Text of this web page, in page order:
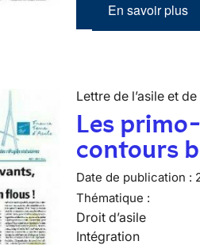
En savoir plus
Lettre de l’asile et
Les
contours
Date de publication :
Thématique :
Droit d’asile
Intégration